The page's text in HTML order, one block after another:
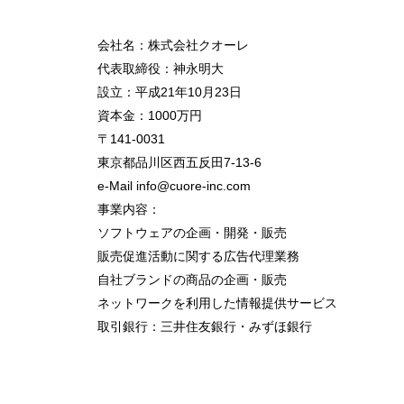
会社名：株式会社クオーレ
代表取締役：神永明大
設立：平成21年10月23日
資本金：1000万円
〒141-0031
東京都品川区西五反田7-13-6
e-Mail info@cuore-inc.com
事業内容：
ソフトウェアの企画・開発・販売
販売促進活動に関する広告代理業務
自社ブランドの商品の企画・販売
ネットワークを利用した情報提供サービス
取引銀行：三井住友銀行・みずほ銀行